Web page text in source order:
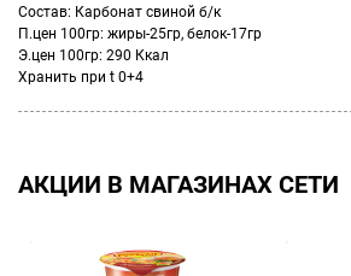
Состав: Карбонат свиной б/к
П.цен 100гр: жиры-25гр, белок-17гр
Э.цен 100гр: 290 Ккал
Хранить при t 0+4
АКЦИИ В МАГАЗИНАХ СЕТИ